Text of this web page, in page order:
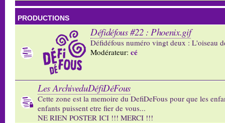
PRODUCTIONS
Défidéfous #22 : Phoenix.gif
Défidéfous numéro vingt deux : L'oiseau
Modérateur: cé
Les ArchiveduDéfiDéFous
Cette zone est la memoire du DefiDeFous pour que les
enfants puissent etre fier de vous...
NE RIEN POSTER ICI !!! MERCI !!!